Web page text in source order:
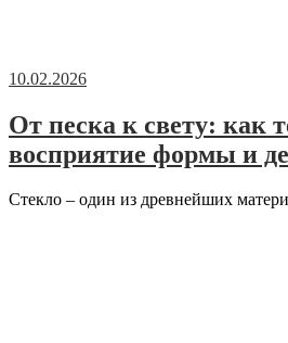
10.02.2026
От песка к свету: как
восприятие формы и
Стекло – один из древнейших